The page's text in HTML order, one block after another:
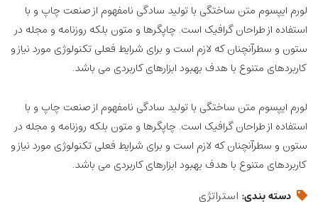
لورم ایپسوم متن ساختگی با تولید سادگی نامفهوم از صنعت چاپ و با
استفاده از طراحان گرافیک است. چاپگرها و متون بلکه روزنامه و مجله در
ستون و سطرآنچنان که لازم است و برای شرایط فعلی تکنولوژی مورد نیاز و
کاربردهای متنوع با هدف بهبود ابزارهای کاربردی می باشد.
لورم ایپسوم متن ساختگی با تولید سادگی نامفهوم از صنعت چاپ و با
استفاده از طراحان گرافیک است. چاپگرها و متون بلکه روزنامه و مجله در
ستون و سطرآنچنان که لازم است و برای شرایط فعلی تکنولوژی مورد نیاز و
کاربردهای متنوع با هدف بهبود ابزارهای کاربردی می باشد.
دسته بندی: استراتژی